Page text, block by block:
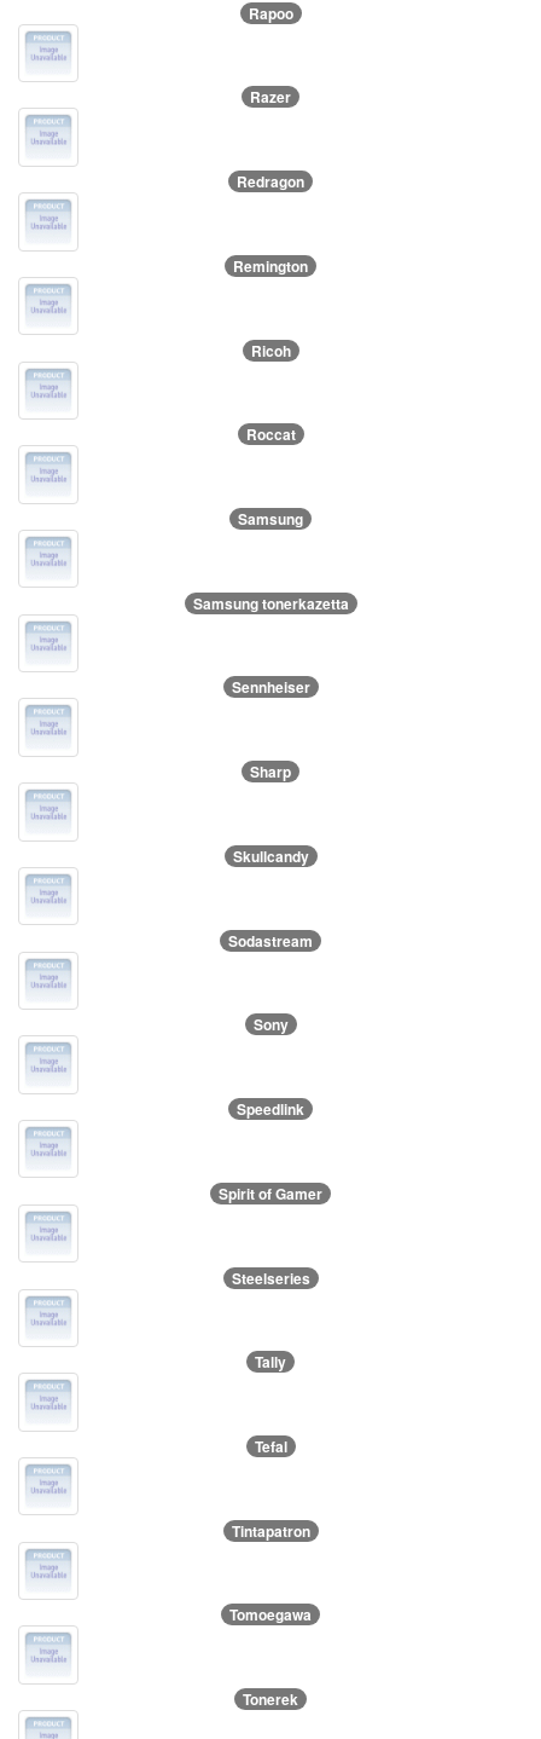
Rapoo
Razer
Redragon
Remington
Ricoh
Roccat
Samsung
Samsung tonerkazetta
Sennheiser
Sharp
Skullcandy
Sodastream
Sony
Speedlink
Spirit of Gamer
Steelseries
Tally
Tefal
Tintapatron
Tomoegawa
Tonerek